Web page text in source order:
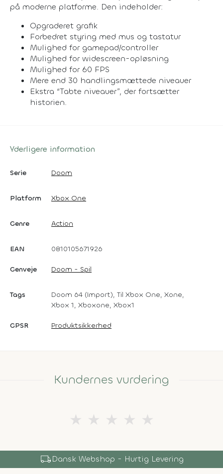
på moderne platforme. Den indeholder:
Opgraderet grafik
Forbedret styring med mus og tastatur
Mulighed for gamepad/controller
Mulighed for widescreen-opløsning
Mulighed for 60 FPS
Mere end 30 handlingsmættede niveauer
Ekstra “Tabte niveauer”, der fortsætter
historien.
Yderligere information
Serie Doom
Platform Xbox One
Genre Action
EAN 0810105671926
Genveje Doom - Spil
Tags
Doom 64 (Import), Til Xbox One, Xone,
Xbox 1, Xboxone, Xbox1
GPSR Produktsikkerhed
Kundernes vurdering
★ ★ ★ ★ ★
local_shippingDansk Webshop - Hurtig Levering